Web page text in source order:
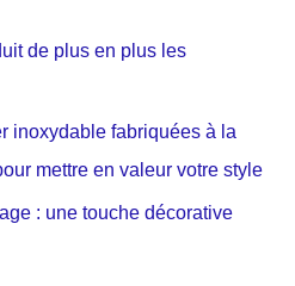
de plus en plus les
inoxydable fabriquées à la
mettre en valeur votre style
: une touche décorative